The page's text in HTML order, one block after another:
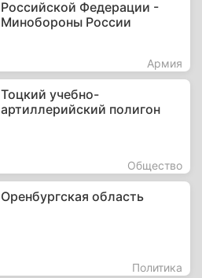
Российской Федерации -
Минобороны России
Армия
Тоцкий учебно-
артиллерийский полигон
Общество
Оренбургская область
Политика